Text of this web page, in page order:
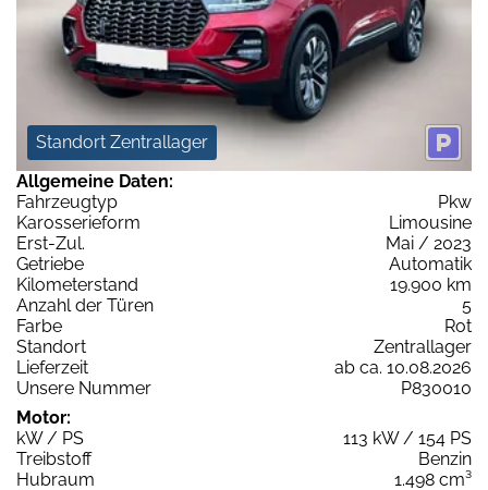
Standort Zentrallager
Allgemeine Daten:
Fahrzeugtyp
Pkw
Karosserieform
Limousine
Erst-Zul.
Mai / 2023
Getriebe
Automatik
Kilometerstand
19.900 km
Anzahl der Türen
5
Farbe
Rot
Standort
Zentrallager
Lieferzeit
ab ca. 10.08.2026
Unsere Nummer
P830010
Motor:
kW / PS
113 kW / 154 PS
Treibstoff
Benzin
Hubraum
1.498 cm³